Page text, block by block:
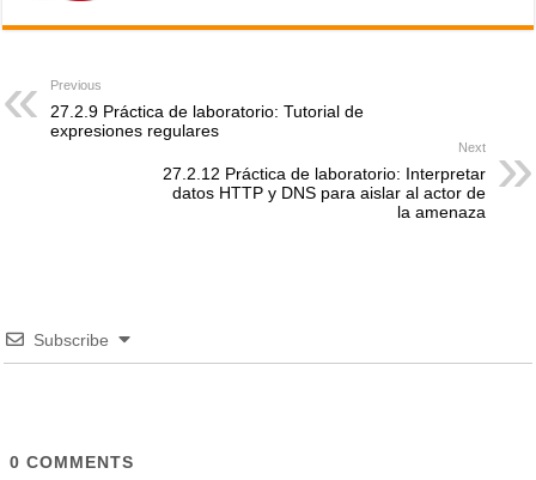
Previous
27.2.9 Práctica de laboratorio: Tutorial de
expresiones regulares
Next
27.2.12 Práctica de laboratorio: Interpretar
datos HTTP y DNS para aislar al actor de
la amenaza
Subscribe
0 COMMENTS